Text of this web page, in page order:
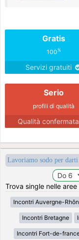
Gratis
100%
Servizi gratuiti
Serio
profili di qualità
Qualità confermata
Lavoriamo sodo per
Trova single nelle aree
Incontri Auvergne-
Incontri Bretagne
Incontri Fort-de-